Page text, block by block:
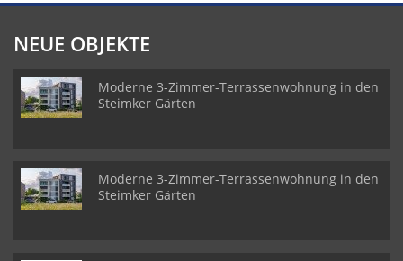
NEUE OBJEKTE
Moderne 3-Zimmer-Terrassenwohnung in den
Steimker Gärten
Moderne 3-Zimmer-Terrassenwohnung in den
Steimker Gärten